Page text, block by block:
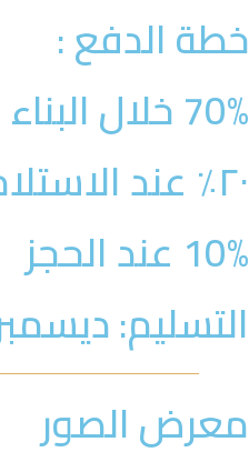
خطة الدفع :
70% خلال البناء
٢٠٪ عند الاستلام
10% عند الحجز
التسليم: ديسمبر
معرض الصور